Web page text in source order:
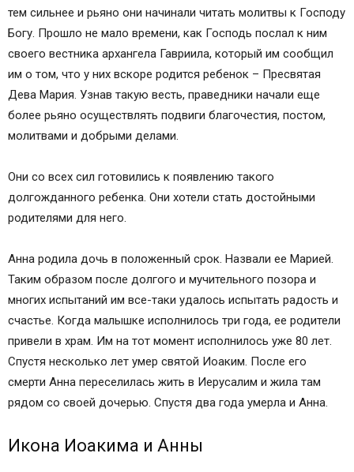
тем сильнее и рьяно они начинали читать молитвы к Господу
Богу. Прошло не мало времени, как Господь послал к ним
своего вестника архангела Гавриила, который им сообщил
им о том, что у них вскоре родится ребенок – Пресвятая
Дева Мария. Узнав такую весть, праведники начали еще
более рьяно осуществлять подвиги благочестия, постом,
молитвами и добрыми делами.
Они со всех сил готовились к появлению такого
долгожданного ребенка. Они хотели стать достойными
родителями для него.
Анна родила дочь в положенный срок. Назвали ее Марией.
Таким образом после долгого и мучительного позора и
многих испытаний им все-таки удалось испытать радость и
счастье. Когда малышке исполнилось три года, ее родители
привели в храм. Им на тот момент исполнилось уже 80 лет.
Спустя несколько лет умер святой Иоаким. После его
смерти Анна переселилась жить в Иерусалим и жила там
рядом со своей дочерью. Спустя два года умерла и Анна.
Икона Иоакима и Анны